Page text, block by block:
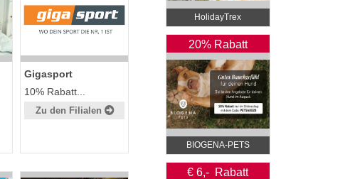
Gigasport
10% Rabatt...
Zu den Filialen
HolidayTrex
20% Rabatt
BIOGENA-PETS
€ 6,- Rabatt